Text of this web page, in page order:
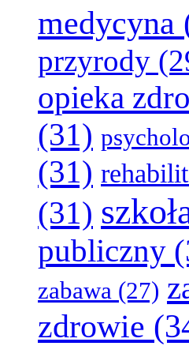
medycyna
przyrody
opieka
(31)
(31)
(31)
publiczny
zabawa (27)
zdrowie